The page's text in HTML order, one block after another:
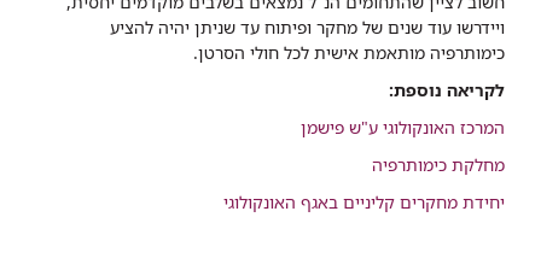
ויידרשו עוד שנים של מחקר ופיתוח עד שניתן יהיה להציע
כימותרפיה מותאמת אישית לכל חולי הסרטן.
לקריאה נוספת:
המרכז האונקולוגי ע"ש פישמן
מחלקת כימותרפיה
יחידת מחקרים קליניים באגף האונקולוגי